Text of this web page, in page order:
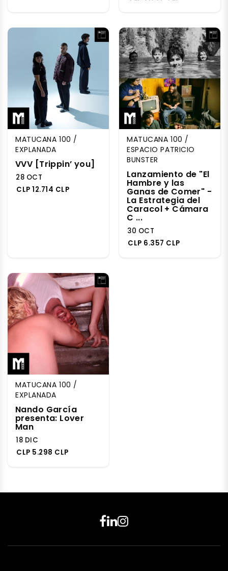
MATUCANA 100 /
EXPLANADA
VVV [Trippin’ you]
28 OCT
CLP 12.714 CLP
MATUCANA 100 /
ESPACIO PATRICIO
BUNSTER
Lanzamiento de "El
Hambre y las
Ganas de Comer" -
La Estrategia del
Caracol + Cámara
C ...
30 OCT
CLP 6.357 CLP
MATUCANA 100 /
EXPLANADA
Nando García
presenta: Lover
Man
18 DIC
CLP 5.298 CLP